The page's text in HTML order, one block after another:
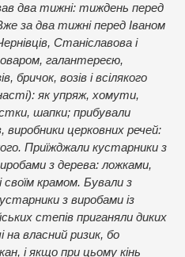
два тижні: тиждень перед
за два тижні перед Іваном
Станіславова і
галантереєю,
бричок, возів і всілякого
як упряж, хомути,
шапки; прибували
виробники церковних речей:
Приїжджали кустарники з
з дерева: ложками,
своїм крамом. Бували з
з виробами із
степів приганяли диких
на власний ризик, бо
і якщо при цьому кінь